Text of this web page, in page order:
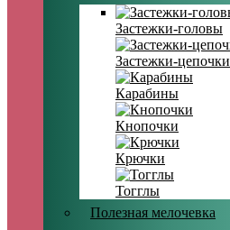
Застежки-головы
Застежки-цепочки
Карабины
Кнопочки
Крючки
Тогглы
Полезная мелочевка